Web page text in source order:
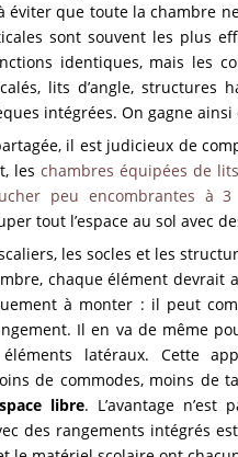
éviter que toute la chambre
sont souvent les plus
identiques, mais les
lits d’angle, structures
intégrées. On gagne
il est judicieux de
les chambres équipées de
peu encombrantes à
tout l’espace au sol avec
les socles et les
chaque élément devrait
à monter : il peut
Il en va de même
latéraux. Cette
de commodes, moins de
libre. L’avantage
des rangements intégrés